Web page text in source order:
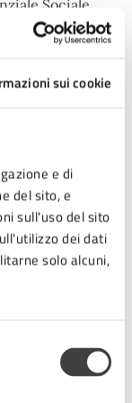
sui cookie
e di
del sito, e
sull'uso del sito
dei dati
solo alcuni,
Sociale
circa 250.000
alloggi in aree a
All’incontro
Mazzoni, la
del Territorio
sarà illustrata
Comune di